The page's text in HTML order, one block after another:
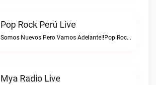
Pop Rock Perú Live
Somos Nuevos Pero Vamos Adelante!!Pop Rock Perú live
Mya Radio Live